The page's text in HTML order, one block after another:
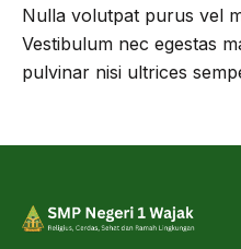
Nulla volutpat purus vel
Vestibulum nec egestas
pulvinar nisi ultrices